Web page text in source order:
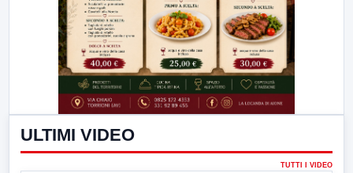
ULTIMI VIDEO
TUTTI I VIDEO